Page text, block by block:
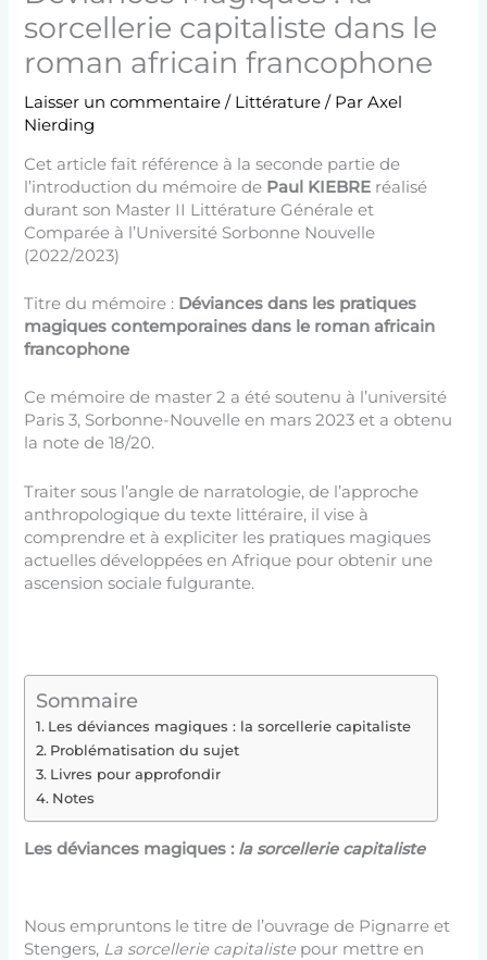
sorcellerie capitaliste dans le
roman africain francophone
Laisser un commentaire / Littérature / ParAxel
Nierding
Cet article fait référence à la seconde partie de
l’introduction du mémoire de Paul KIEBRE réalisé
durant son Master II Littérature Générale et
Comparée à l’Université Sorbonne Nouvelle
(2022/2023)
Titre du mémoire : Déviances dans les pratiques
magiques contemporaines dans le roman africain
francophone
Ce mémoire de master 2 a été soutenu à l’université
Paris 3, Sorbonne-Nouvelle en mars 2023 et a obtenu
la note de 18/20.
Traiter sous l’angle de narratologie, de l’approche
anthropologique du texte littéraire, il vise à
comprendre et à expliciter les pratiques magiques
actuelles développées en Afrique pour obtenir une
ascension sociale fulgurante.
Sommaire
Les déviances magiques : la sorcellerie capitaliste
Problématisation du sujet
Livres pour approfondir
Notes
Les déviances magiques : la sorcellerie capitaliste
Nous empruntons le titre de l’ouvrage de Pignarre et
Stengers, La sorcellerie capitaliste pour mettre en